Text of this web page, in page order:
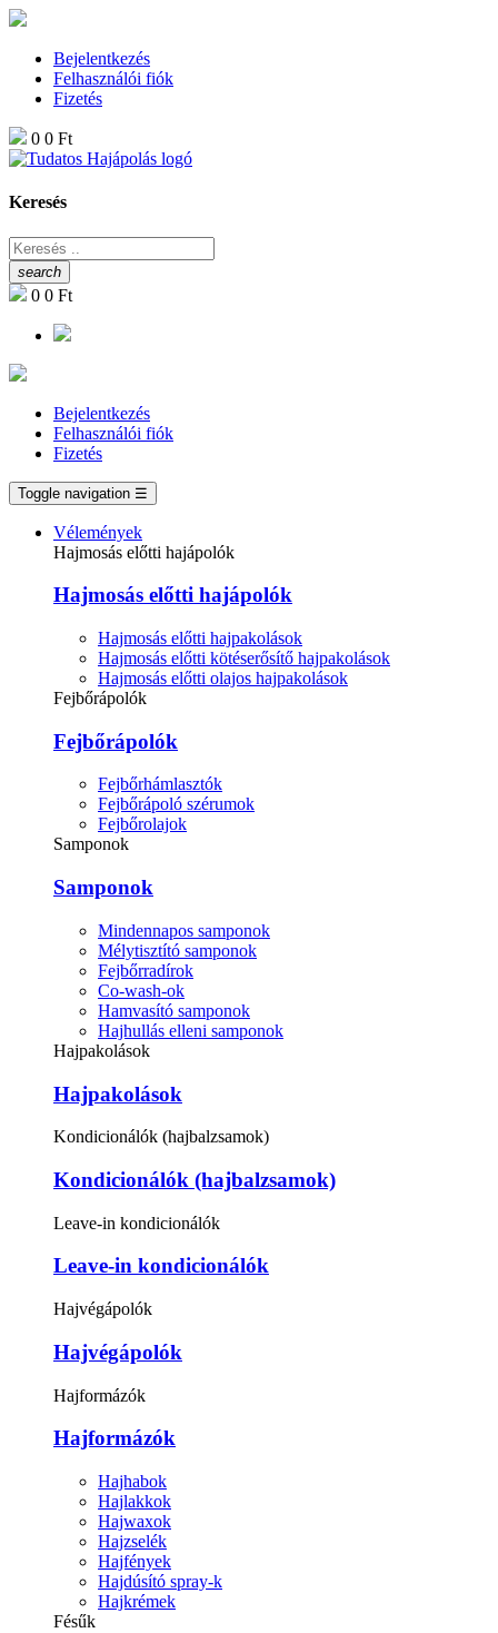
Bejelentkezés
Felhasználói fiók
Fizetés
0 0 Ft
Keresés
search
0 0 Ft
Bejelentkezés
Felhasználói fiók
Fizetés
Toggle navigation ☰
Vélemények
Hajmosás előtti hajápolók
Hajmosás előtti hajápolók
Hajmosás előtti hajpakolások
Hajmosás előtti kötéserősítő hajpakolások
Hajmosás előtti olajos hajpakolások
Fejbőrápolók
Fejbőrápolók
Fejbőrhámlasztók
Fejbőrápoló szérumok
Fejbőrolajok
Samponok
Samponok
Mindennapos samponok
Mélytisztító samponok
Fejbőrradírok
Co-wash-ok
Hamvasító samponok
Hajhullás elleni samponok
Hajpakolások
Hajpakolások
Kondicionálók (hajbalzsamok)
Kondicionálók (hajbalzsamok)
Leave-in kondicionálók
Leave-in kondicionálók
Hajvégápolók
Hajvégápolók
Hajformázók
Hajformázók
Hajhabok
Hajlakkok
Hajwaxok
Hajzselék
Hajfények
Hajdúsító spray-k
Hajkrémek
Fésűk